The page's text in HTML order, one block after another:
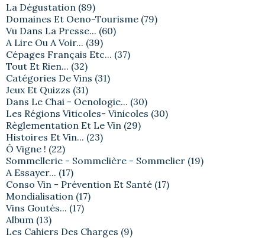
La Dégustation (89)
Domaines Et Oeno-Tourisme (79)
Vu Dans La Presse... (60)
A Lire Ou A Voir... (39)
Cépages Français Etc... (37)
Tout Et Rien... (32)
Catégories De Vins (31)
Jeux Et Quizzs (31)
Dans Le Chai - Oenologie... (30)
Les Régions Viticoles- Vinicoles (30)
Règlementation Et Le Vin (29)
Histoires Et Vin... (23)
Ô Vigne ! (22)
Sommellerie - Sommelière - Sommelier (19)
A Essayer... (17)
Conso Vin - Prévention Et Santé (17)
Mondialisation (17)
Vins Goutés... (17)
Album (13)
Les Cahiers Des Charges (9)